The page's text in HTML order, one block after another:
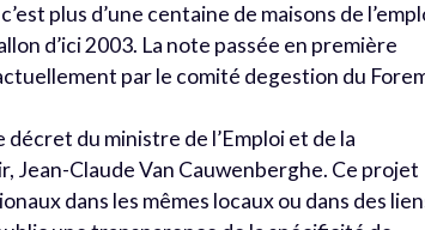
plus d’une centaine de maisons de
d’ici 2003. La note passée en première
par le comité degestion du
décret du ministre de l’Emploi et de la
Jean-Claude Van Cauwenberghe. Ce projet
dans les mêmes locaux ou dans des